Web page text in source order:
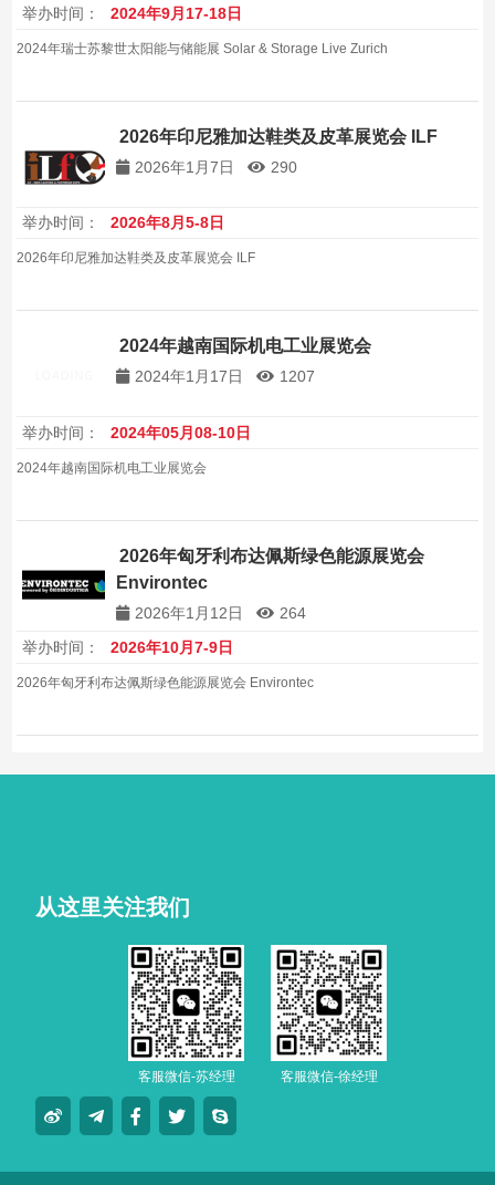
举办时间：
2024年9月17-18日
2024年瑞士苏黎世太阳能与储能展 Solar & Storage Live Zurich
2026年印尼雅加达鞋类及皮革展览会 ILF
2026年1月7日 290
举办时间： 2026年8月5-8日
2026年印尼雅加达鞋类及皮革展览会 ILF
2024年越南国际机电工业展览会
2024年1月17日 1207
举办时间： 2024年05月08-10日
2024年越南国际机电工业展览会
2026年匈牙利布达佩斯绿色能源展览会
Environtec
2026年1月12日
264
举办时间：
2026年10月7-9日
2026年匈牙利布达佩斯绿色能源展览会 Environtec
从这里关注我们
客服微信-苏经理 客服微信-徐经理